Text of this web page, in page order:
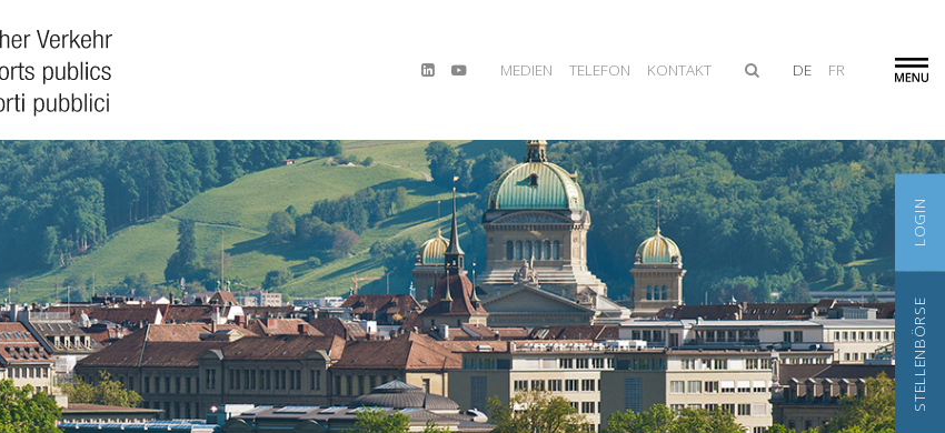
MEDIEN TELEFON KONTAKT DE FR
LOGIN
STELLENBÖRSE